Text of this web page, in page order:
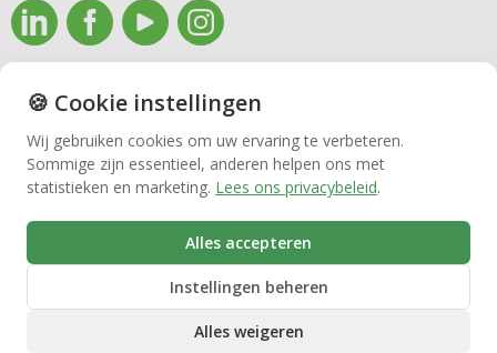
Huren
Bedrijfsmakelaardij
Vastgoedbeheer
VvE beheer
Zorgwoningen
o
w
u
info@makelaardijhoekstra.nl
Alle contactgegevens
Bekijk de laatste nieuwsbrief van Makelaardij Hoekstra
Inschrijven nieuwsbrief Makelaardij Hoekstra
🍪 Cookie instellingen
Wij gebruiken cookies om uw ervaring te verbeteren.
Sommige zijn essentieel, anderen helpen ons met
statistieken en marketing. Lees ons privacybeleid.
Alles accepteren
Instellingen beheren
Alles weigeren